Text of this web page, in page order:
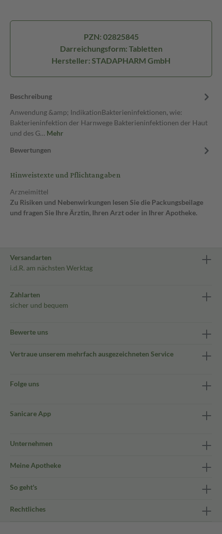
PZN: 02825845
Darreichungsform: Tabletten
Hersteller: STADAPHARM GmbH
Beschreibung
Anwendung &amp; IndikationBakterieninfektionen, wie:
Bakterieninfektion der Harnwege Bakterieninfektionen der Haut
und des G… Mehr
Bewertungen
Hinweistexte und Pflichtangaben
Arzneimittel
Zu Risiken und Nebenwirkungen lesen Sie die Packungsbeilage
und fragen Sie Ihre Ärztin, Ihren Arzt oder in Ihrer Apotheke.
Versandarten
i.d.R. am nächsten Werktag
Zahlarten
sicher und bequem
Bewerte uns
Vertraue unserem mehrfach ausgezeichneten Service
Folge uns
Sanicare App
Unternehmen
Meine Apotheke
So geht's
Rechtliches